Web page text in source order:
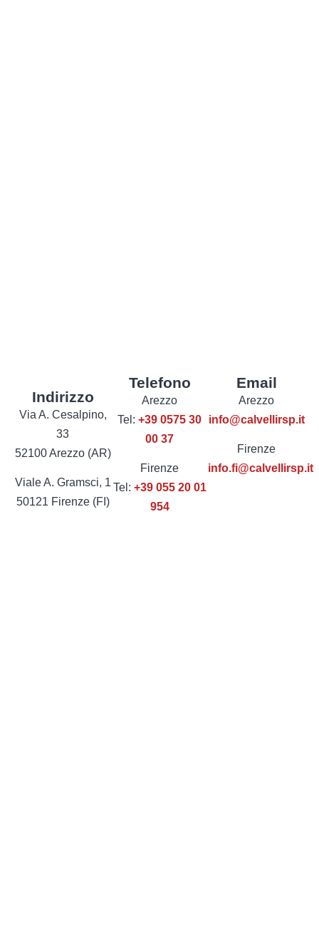
Indirizzo
Via A. Cesalpino,
33
52100 Arezzo (AR)
Viale A. Gramsci, 1
50121 Firenze (FI)
Telefono
Arezzo
Tel: +39 0575 30
00 37
Firenze
Tel: +39 055 20 01
954
Email
Arezzo
info@calvellirsp.it
Firenze
info.fi@calvellirsp.it